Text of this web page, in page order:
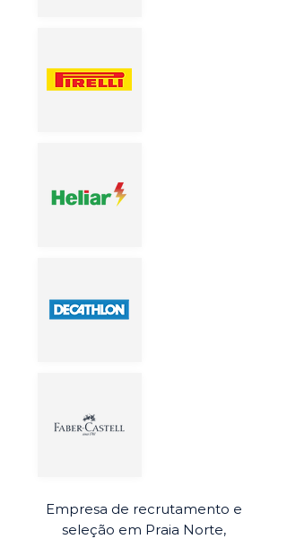
Empresa de recrutamento e
seleção em Praia Norte,